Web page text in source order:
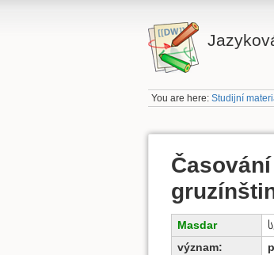
You are here:Studijní
Masdar
význam: